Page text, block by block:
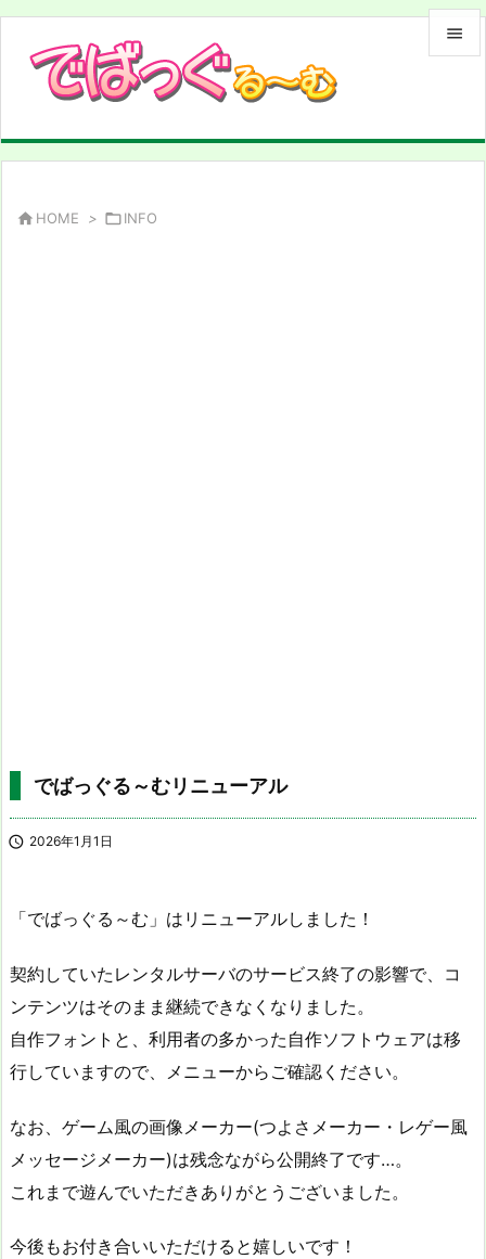


 HOME > INFO
でばっぐる～むリニューアル
 2026年1月1日
「でばっぐる～む」はリニューアルしました！
契約していたレンタルサーバのサービス終了の影響で、コ
ンテンツはそのまま継続できなくなりました。
自作フォントと、利用者の多かった自作ソフトウェアは移
行していますので、メニューからご確認ください。
なお、ゲーム風の画像メーカー(つよさメーカー・レゲー風
メッセージメーカー)は残念ながら公開終了です…。
これまで遊んでいただきありがとうございました。
今後もお付き合いいただけると嬉しいです！